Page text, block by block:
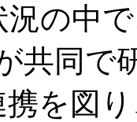
の中
共同で
を図